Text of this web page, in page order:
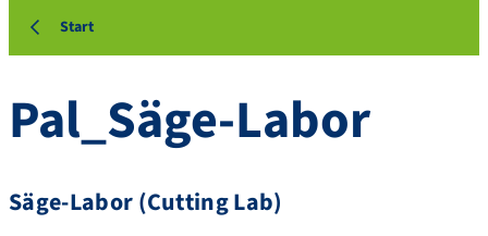
Start
Pal_Säge-Labor
Säge-Labor (Cutting Lab)